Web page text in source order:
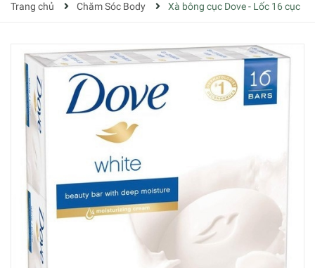
Trang chủ Chăm Sóc Body Xà bông cục Dove - Lốc 16 cục